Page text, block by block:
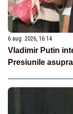
6 aug. 2026, 16:14
Vladimir Putin
Presiunile